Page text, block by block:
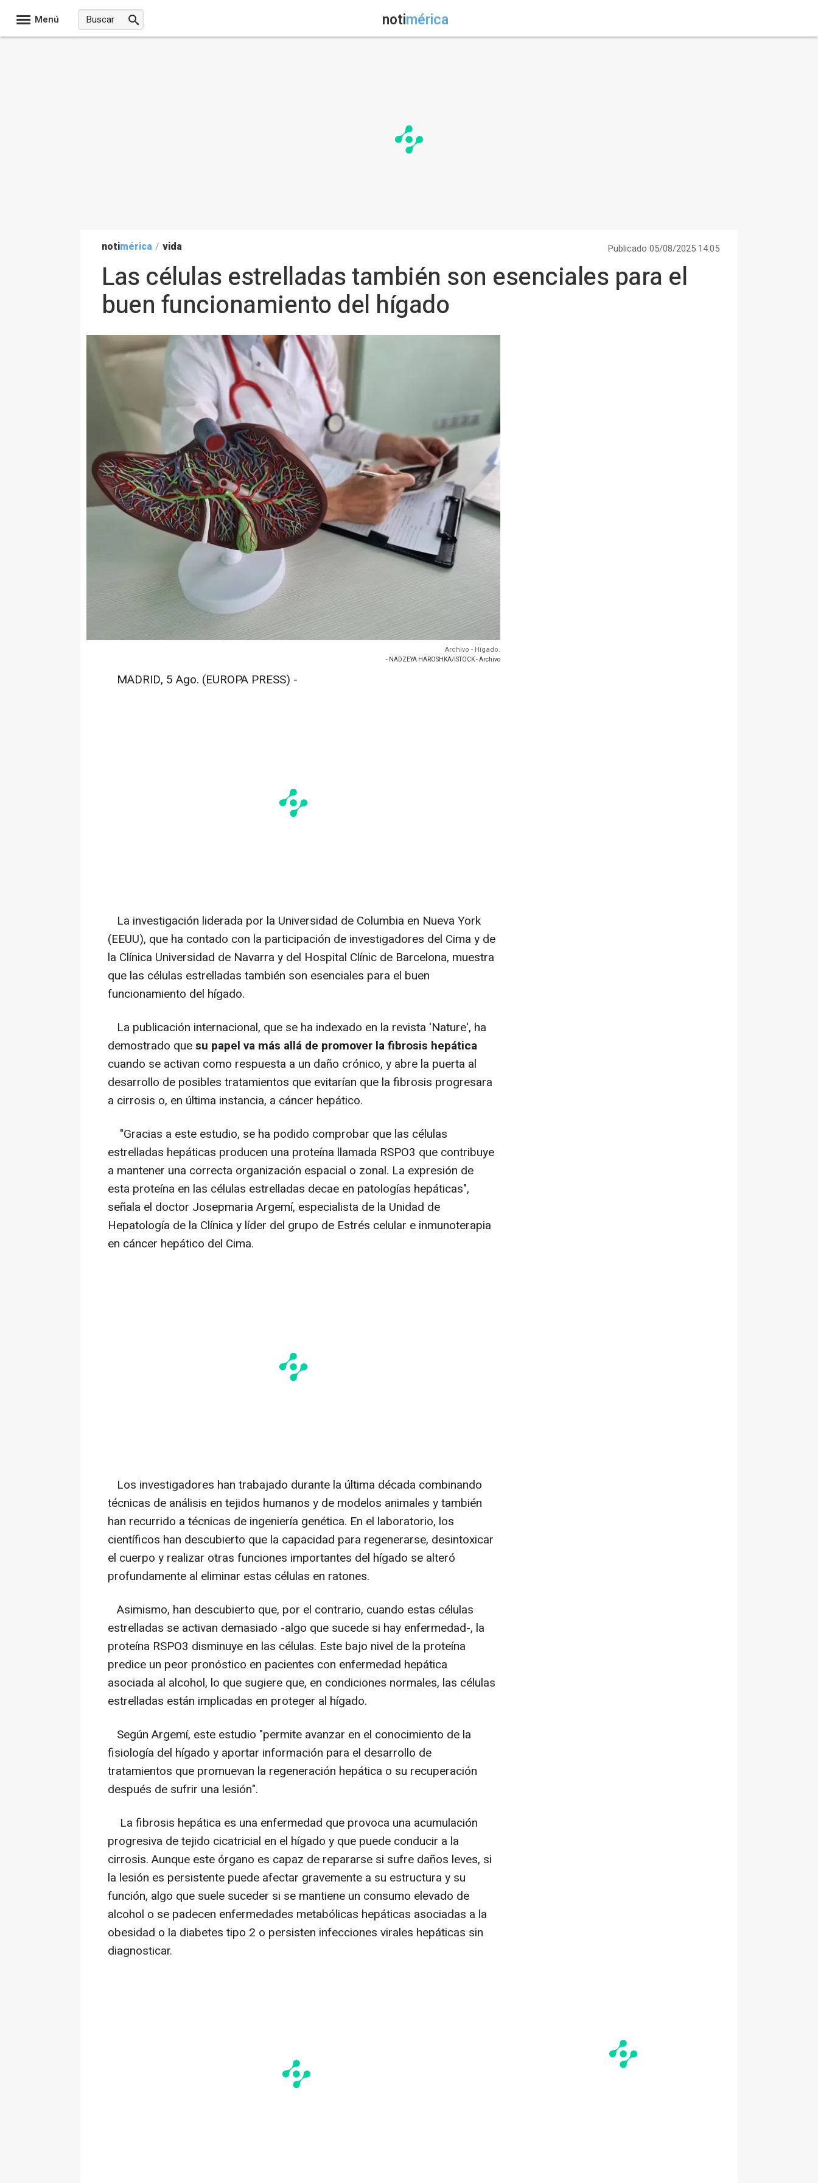
Menú notimérica
notimérica / vida Publicado 05/08/2025 14:05
Las células estrelladas también son esenciales para el
buen funcionamiento del hígado
Archivo - Hígado.
- NADZEYA HAROSHKA/ISTOCK - Archivo
MADRID, 5 Ago. (EUROPA PRESS) -
La investigación liderada por la Universidad de Columbia en Nueva York
(EEUU), que ha contado con la participación de investigadores del Cima y de
la Clínica Universidad de Navarra y del Hospital Clínic de Barcelona, muestra
que las células estrelladas también son esenciales para el buen
funcionamiento del hígado.
La publicación internacional, que se ha indexado en la revista 'Nature', ha
demostrado quesu papel va más allá de promover la fibrosis hepática
cuando se activan como respuesta a un daño crónico, y abre la puerta al
desarrollo de posibles tratamientos que evitarían que la fibrosis progresara
a cirrosis o, en última instancia, a cáncer hepático.
"Gracias a este estudio, se ha podido comprobar que las células
estrelladas hepáticas producen una proteína llamada RSPO3 que contribuye
a mantener una correcta organización espacial o zonal. La expresión de
esta proteína en las células estrelladas decae en patologías hepáticas",
señala el doctor Josepmaria Argemí, especialista de la Unidad de
Hepatología de la Clínica y líder del grupo de Estrés celular e inmunoterapia
en cáncer hepático del Cima.
Los investigadores han trabajado durante la última década combinando
técnicas de análisis en tejidos humanos y de modelos animales y también
han recurrido a técnicas de ingeniería genética. En el laboratorio, los
científicos han descubierto que la capacidad para regenerarse, desintoxicar
el cuerpo y realizar otras funciones importantes del hígado se alteró
profundamente al eliminar estas células en ratones.
Asimismo, han descubierto que, por el contrario, cuando estas células
estrelladas se activan demasiado -algo que sucede si hay enfermedad-, la
proteína RSPO3 disminuye en las células. Este bajo nivel de la proteína
predice un peor pronóstico en pacientes con enfermedad hepática
asociada al alcohol, lo que sugiere que, en condiciones normales, las células
estrelladas están implicadas en proteger al hígado.
Según Argemí, este estudio "permite avanzar en el conocimiento de la
fisiología del hígado y aportar información para el desarrollo de
tratamientos que promuevan la regeneración hepática o su recuperación
después de sufrir una lesión".
La fibrosis hepática es una enfermedad que provoca una acumulación
progresiva de tejido cicatricial en el hígado y que puede conducir a la
cirrosis. Aunque este órgano es capaz de repararse si sufre daños leves, si
la lesión es persistente puede afectar gravemente a su estructura y su
función, algo que suele suceder si se mantiene un consumo elevado de
alcohol o se padecen enfermedades metabólicas hepáticas asociadas a la
obesidad o la diabetes tipo 2 o persisten infecciones virales hepáticas sin
diagnosticar.